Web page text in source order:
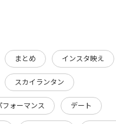
まとめ インスタ映え
スカイランタン
フォーマンス デート